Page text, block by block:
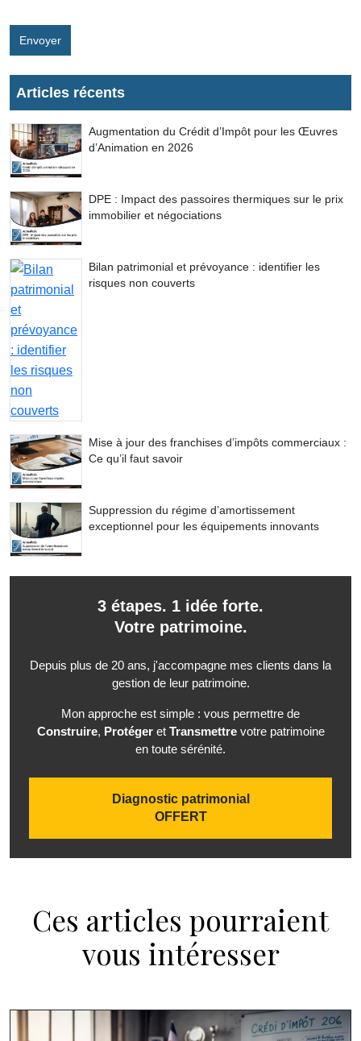
Envoyer
Articles récents
Augmentation du Crédit d’Impôt pour les Œuvres
d’Animation en 2026
DPE : Impact des passoires thermiques sur le prix
immobilier et négociations
Bilan patrimonial et prévoyance : identifier les
risques non couverts
Mise à jour des franchises d’impôts commerciaux :
Ce qu’il faut savoir
Suppression du régime d’amortissement
exceptionnel pour les équipements innovants
3 étapes. 1 idée forte.
Votre patrimoine.
Depuis plus de 20 ans, j'accompagne mes clients dans la
gestion de leur patrimoine.
Mon approche est simple : vous permettre de
Construire, Protégeret Transmettrevotre patrimoine
en toute sérénité.
Diagnostic patrimonial
OFFERT
Ces articles pourraient
vous intéresser